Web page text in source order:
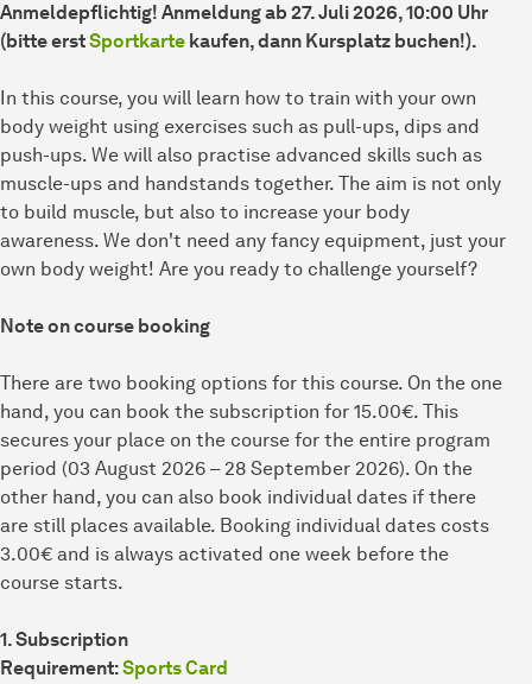
Anmeldepflichtig! Anmeldung ab 27. Juli 2026, 10:00 Uhr
(bitte erstSportkarte kaufen, dann Kursplatz buchen!).
In this course, you will learn how to train with your own
body weight using exercises such as pull-ups, dips and
push-ups. We will also practise advanced skills such as
muscle-ups and handstands together. The aim is not only
to build muscle, but also to increase your body
awareness. We don't need any fancy equipment, just your
own body weight! Are you ready to challenge yourself?
Note on course booking
There are two booking options for this course. On the one
hand, you can book the subscription for 15.00€. This
secures your place on the course for the entire program
period (03 August 2026 – 28 September 2026). On the
other hand, you can also book individual dates if there
are still places available. Booking individual dates costs
3.00€ and is always activated one week before the
course starts.
1. Subscription
Requirement:Sports Card